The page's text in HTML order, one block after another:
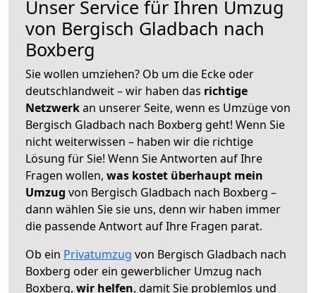
Unser Service für Ihren Umzug
von Bergisch Gladbach nach
Boxberg
Sie wollen umziehen? Ob um die Ecke oder
deutschlandweit – wir haben das richtige
Netzwerkan unserer Seite, wenn es Umzüge von
Bergisch Gladbach nach Boxberg geht! Wenn Sie
nicht weiterwissen – haben wir die richtige
Lösung für Sie! Wenn Sie Antworten auf Ihre
Fragen wollen, was kostet überhaupt mein
Umzug von Bergisch Gladbach nach Boxberg –
dann wählen Sie sie uns, denn wir haben immer
die passende Antwort auf Ihre Fragen parat.
Ob ein Privatumzug von Bergisch Gladbach nach
Boxberg oder ein gewerblicher Umzug nach
Boxberg, wir helfen, damit Sie problemlos und